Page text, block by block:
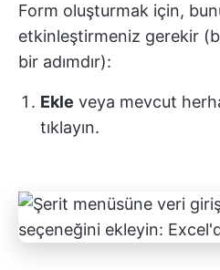
Form oluşturmak için,
etkinleştirmeniz gerekir
bir adımdır):
Ekle veya mevcut
tıklayın.